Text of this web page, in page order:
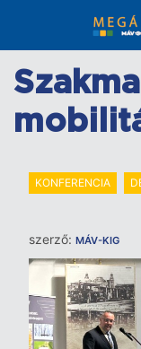
tartalomra
KONFERENCIA
szerző: MÁV-KIG